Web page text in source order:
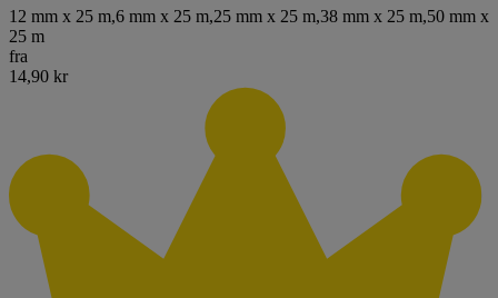
12 mm x 25 m,6 mm x 25 m,25 mm x 25 m,38 mm x 25 m,50 mm x
25 m
fra
14,90 kr